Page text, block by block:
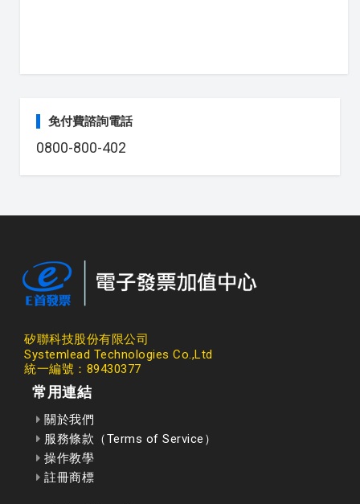
免付費諮詢電話
0800-800-402
矽聯科技股份有限公司
Systemlead Technologies Co.,Ltd
統一編號：89430377
常用連結
關於我們
服務條款（Terms of Service）
操作教學
註冊商標